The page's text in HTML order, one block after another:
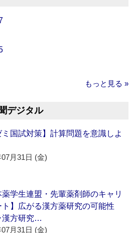
もっと見る »
デジタル
ミ国試対策】計算問題を意識しよ
07月31日 (金)
薬学生連盟・先輩薬剤師のキャリ
ト】広がる漢方薬研究の可能性
漢方研究…
07月31日 (金)